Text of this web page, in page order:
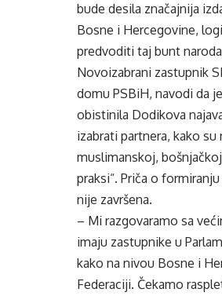
bude desila značajnija
Bosne i Hercegovine,
predvoditi taj bunt
Novoizabrani zastupnik
domu PSBiH, navodi da
obistinila Dodikova
izabrati partnera, kako su
muslimanskoj,
praksi“. Priča o
nije završena.
– Mi razgovaramo sa
imaju zastupnike u
kako na nivou Bosne i
Federaciji. Čekamo